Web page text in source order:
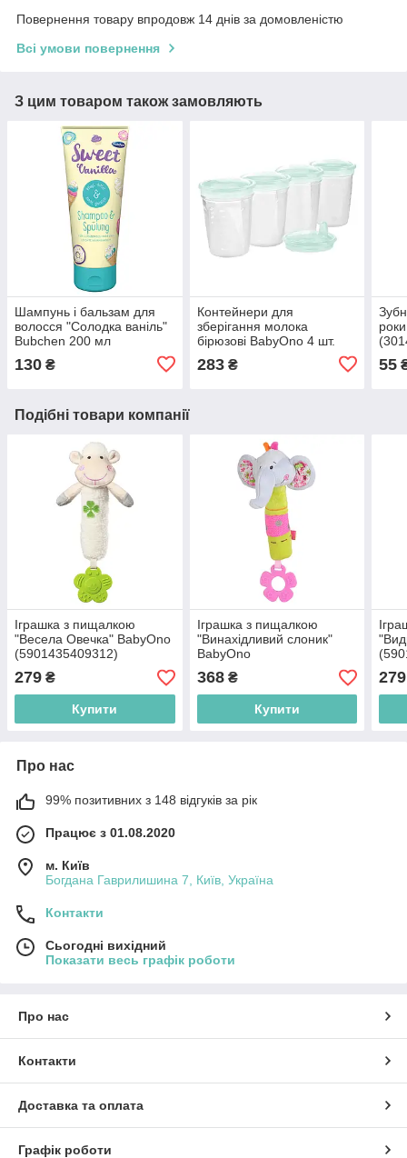
Повернення товару впродовж 14 днів за домовленістю
Всі умови повернення
З цим товаром також замовляють
Шампунь і бальзам для
волосся "Солодка ваніль"
Bubchen 200 мл
130 ₴
Контейнери для
зберігання молока
бірюзові BabyOno 4 шт.
283₴ 55
Подібні товари компанії
Іграшка з пищалкою
"Весела Овечка" BabyOno
(5901435409312)
279 ₴
Купити
Іграшка з пищалкою
"Винахідливий слоник"
BabyOno
(5904341209861)
368₴
Купити
279
Про нас
99% позитивних з 148 відгуків за рік
Працює з 01.08.2020
м. Київ
Богдана Гаврилишина 7, Київ, Україна
Контакти
Сьогодні вихідний
Показати весь графік роботи
Про нас
Контакти
Доставка та оплата
Графік роботи